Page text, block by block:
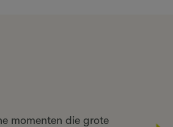
momenten die grote